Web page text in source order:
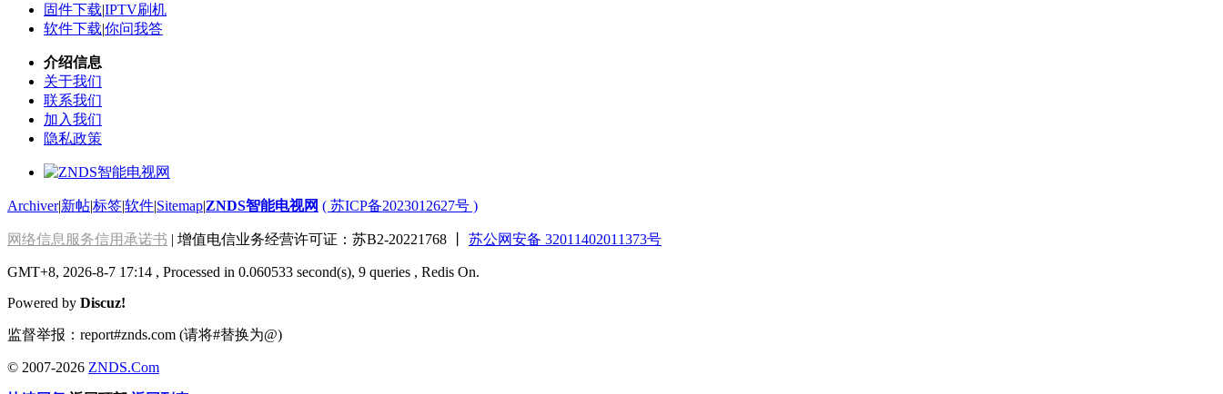
固件下载|IPTV刷机
软件下载|你问我答
介绍信息
关于我们
联系我们
加入我们
隐私政策
Archiver|新帖|标签|软件|Sitemap|ZNDS智能电视网 ( 苏ICP备2023012627号 )
网络信息服务信用承诺书 | 增值电信业务经营许可证：苏B2-20221768 丨 苏公网安备 32011402011373号
GMT+8, 2026-8-7 17:14 , Processed in 0.060533 second(s), 9 queries , Redis On.
Powered by Discuz!
监督举报：report#znds.com (请将#替换为@)
© 2007-2026 ZNDS.Com